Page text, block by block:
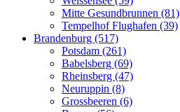
Mitte Gesundbrunnen (81)
Tempelhof Flughafen (39)
Brandenburg (517)
Potsdam (261)
Babelsberg (69)
Rheinsberg (47)
Neuruppin (8)
Grossbeeren (6)